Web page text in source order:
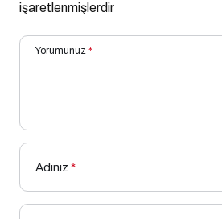
işaretlenmişlerdir
Yorumunuz *
Adınız *